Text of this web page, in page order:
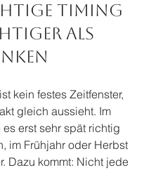
Timing
als
kein festes Zeitfenster,
gleich aussieht. Im
es erst sehr spät richtig
im Frühjahr oder Herbst
Dazu kommt: Nicht jede